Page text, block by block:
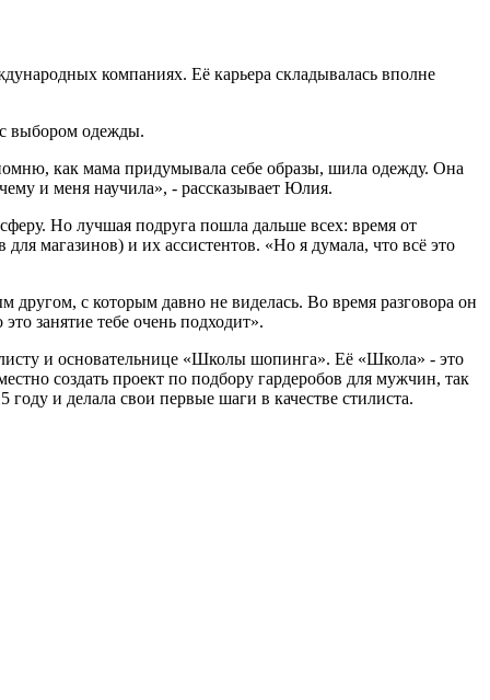
компаниях. Её карьера складывалась вполне
с выбором одежды.
как мама придумывала себе образы, шила одежду. Она
и меня научила», - рассказывает Юлия.
Но лучшая подруга пошла дальше всех: время от
магазинов) и их ассистентов. «Но я думала, что всё это
с которым давно не виделась. Во время разговора он
занятие тебе очень подходит».
и основательнице «Школы шопинга». Её «Школа» - это
создать проект по подбору гардеробов для мужчин, так
и делала свои первые шаги в качестве стилиста.